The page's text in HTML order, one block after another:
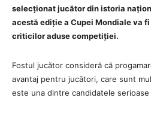
selecționat jucător din istoria
acestă ediție a Cupei Mondiale va
criticilor aduse competiției.
Fostul jucător consideră că
avantaj pentru jucători, care sunt
este una dintre candidatele